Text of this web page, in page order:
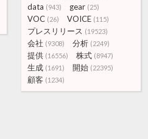
data (943) gear (25)
VOC (26) VOICE (115)
プレスリリース (19523)
会社 (9308) 分析 (2249)
提供 (16556) 株式 (8947)
生成 (1691) 開始 (22395)
顧客 (1234)